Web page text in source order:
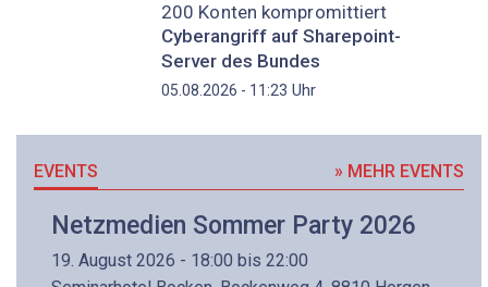
200 Konten kompromittiert
Cyberangriff auf Sharepoint-
Server des Bundes
05.08.2026 - 11:23 Uhr
EVENTS » MEHR EVENTS
Netzmedien Sommer Party 2026
19. August 2026 - 18:00 bis 22:00